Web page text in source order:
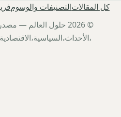
كل المقالاتالتصنيفات والوسوم
© 2026 حلول العالم —